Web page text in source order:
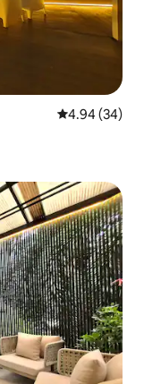
คะแนนเฉลี่ย
4.94 (34)